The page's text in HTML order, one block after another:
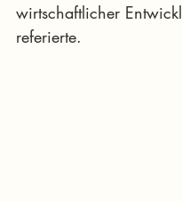
wirtschaftlicher
referierte.